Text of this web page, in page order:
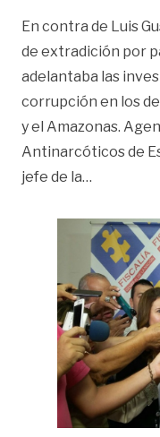
En contra de Luis
de extradición por
adelantaba las
corrupción en los
y el Amazonas.
Antinarcóticos de
jefe de la…